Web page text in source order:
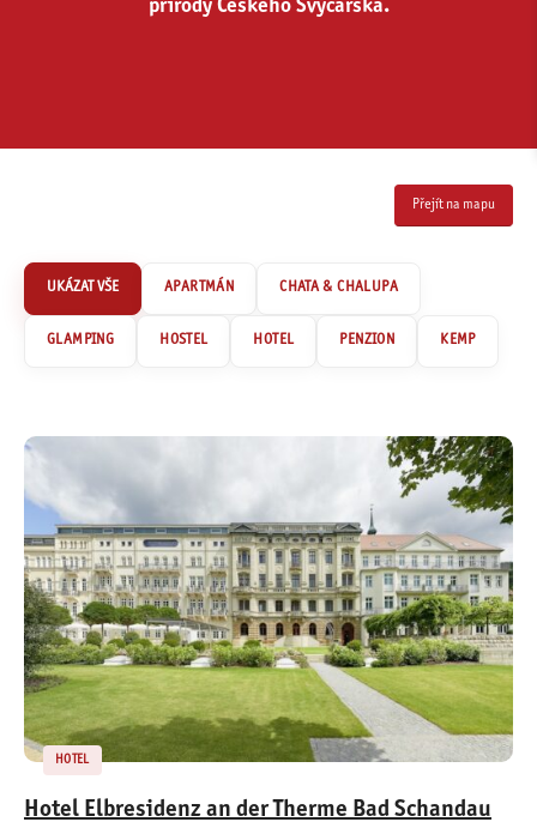
přírody Českého Švýcarska.
Přejít na mapu
APARTMÁN CHATA & CHALUPA
GLAMPING HOSTEL HOTEL PENZION KEMP
HOTEL
Hotel Elbresidenz an der Therme Bad Schandau